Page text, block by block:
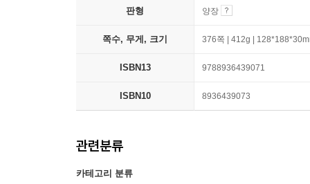
판형 양장
쪽수, 무게, 크기 376쪽 | 412g |
ISBN13 9788936439071
ISBN10 8936439073
관련분류
카테고리 분류